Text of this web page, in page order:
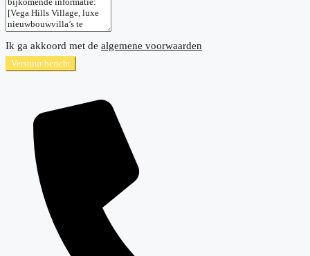
Ik ga akkoord met de algemene voorwaarden
Verstuur bericht